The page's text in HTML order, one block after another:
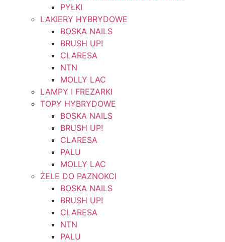
PYŁKI
LAKIERY HYBRYDOWE
BOSKA NAILS
BRUSH UP!
CLARESA
NTN
MOLLY LAC
LAMPY I FREZARKI
TOPY HYBRYDOWE
BOSKA NAILS
BRUSH UP!
CLARESA
PALU
MOLLY LAC
ŻELE DO PAZNOKCI
BOSKA NAILS
BRUSH UP!
CLARESA
NTN
PALU